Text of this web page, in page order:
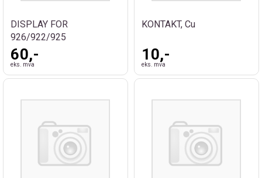
DISPLAY FOR
926/922/925
60,-
eks. mva
KONTAKT, Cu
10,-
eks. mva